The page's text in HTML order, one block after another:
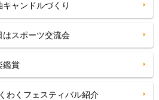
ャンドルづくり
スポーツ交流会
鑑賞
わくフェスティバル紹介